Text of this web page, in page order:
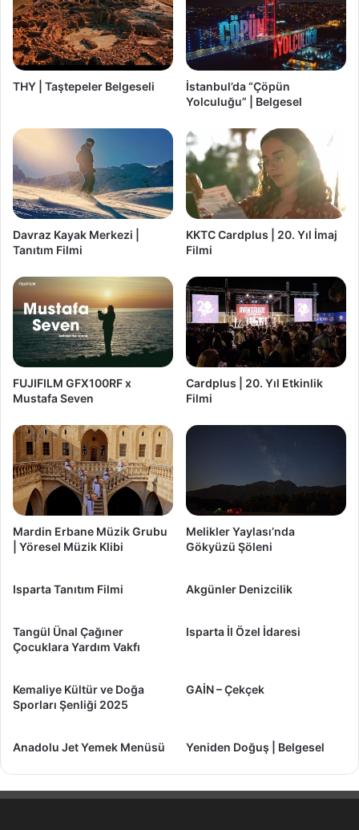
THY | Taştepeler Belgeseli
İstanbul’da “Çöpün
Yolculuğu” | Belgesel
Davraz Kayak Merkezi |
Tanıtım Filmi
KKTC Cardplus | 20. Yıl İmaj
Filmi
FUJIFILM GFX100RF x
Mustafa Seven
Cardplus | 20. Yıl Etkinlik
Filmi
Mardin Erbane Müzik Grubu
| Yöresel Müzik Klibi
Melikler Yaylası’nda
Gökyüzü Şöleni
Isparta Tanıtım Filmi Akgünler Denizcilik
Tangül Ünal Çağıner
Çocuklara Yardım Vakfı
Isparta İl Özel İdaresi
Kemaliye Kültür ve Doğa
Sporları Şenliği 2025
GAİN – Çekçek
Anadolu Jet Yemek Menüsü Yeniden Doğuş | Belgesel